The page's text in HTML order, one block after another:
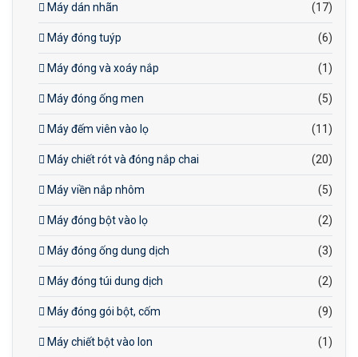
Máy dán nhãn (17)
Máy đóng tuýp (6)
Máy đóng và xoáy nắp (1)
Máy đóng ống men (5)
Máy đếm viên vào lọ (11)
Máy chiết rót và đóng nắp chai (20)
Máy viền nắp nhôm (5)
Máy đóng bột vào lọ (2)
Máy đóng ống dung dịch (3)
Máy đóng túi dung dịch (2)
Máy đóng gói bột, cốm (9)
Máy chiết bột vào lon (1)